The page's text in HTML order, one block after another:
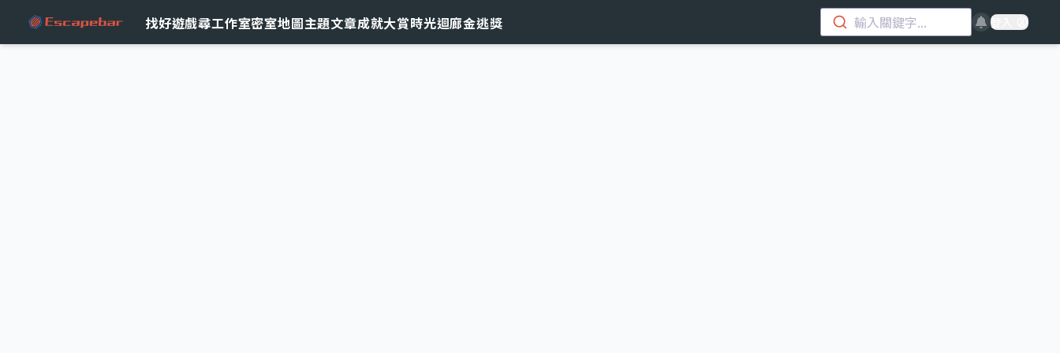
找好遊戲尋工作室密室地圖主題文章成就大賞時光迴廊金逃獎 輸入關鍵字... 登入